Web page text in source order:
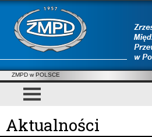
ZMPD w POLSCE
Aktualności